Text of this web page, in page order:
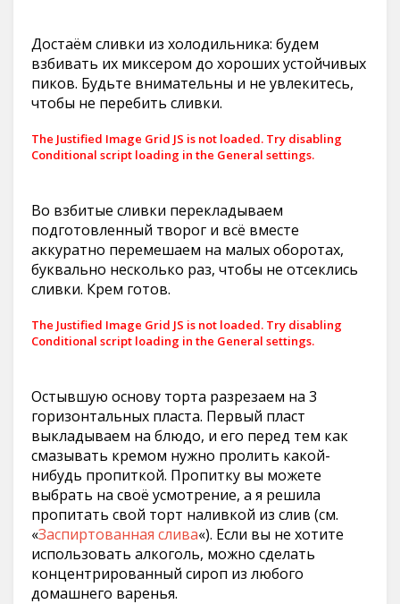
Достаём сливки из холодильника: будем
взбивать их миксером до хороших устойчивых
пиков. Будьте внимательны и не увлекитесь,
чтобы не перебить сливки.
The Justified Image Grid JS is not loaded. Try disabling
Conditional script loading in the General settings.
Во взбитые сливки перекладываем
подготовленный творог и всё вместе
аккуратно перемешаем на малых оборотах,
буквально несколько раз, чтобы не отсеклись
сливки. Крем готов.
The Justified Image Grid JS is not loaded. Try disabling
Conditional script loading in the General settings.
Остывшую основу торта разрезаем на 3
горизонтальных пласта. Первый пласт
выкладываем на блюдо, и его перед тем как
смазывать кремом нужно пролить какой-
нибудь пропиткой. Пропитку вы можете
выбрать на своё усмотрение, а я решила
пропитать свой торт наливкой из слив (см.
«Заспиртованная слива«). Если вы не хотите
использовать алкоголь, можно сделать
концентрированный сироп из любого
домашнего варенья.